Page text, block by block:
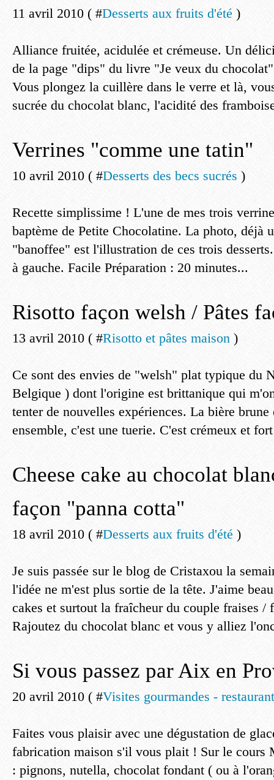
11 avril 2010 ( #Desserts aux fruits d'été )
Alliance fruitée, acidulée et crémeuse. Un
de la page "dips" du livre "Je veux du
Vous plongez la cuillère dans le verre et là,
sucrée du chocolat blanc, l'acidité des
Verrines "comme une tatin"
10 avril 2010 ( #Desserts des becs sucrés )
Recette simplissime ! L'une de mes trois
baptème de Petite Chocolatine. La photo, déjà
"banoffee" est l'illustration de ces trois
à gauche. Facile Préparation : 20 minutes...
Risotto façon welsh / Pâtes
13 avril 2010 ( #Risotto et pâtes maison )
Ce sont des envies de "welsh" plat typique du
Belgique ) dont l'origine est brittanique qui
tenter de nouvelles expériences. La bière brune
ensemble, c'est une tuerie. C'est crémeux et
Cheese cake au chocolat
façon "panna cotta"
18 avril 2010 ( #Desserts aux fruits d'été )
Je suis passée sur le blog de Cristaxou la
l'idée ne m'est plus sortie de la tête. J'aime
cakes et surtout la fraîcheur du couple fraises /
Rajoutez du chocolat blanc et vous y alliez
Si vous passez par Aix en
20 avril 2010 ( #Visites gourmandes -
Faites vous plaisir avec une dégustation de
fabrication maison s'il vous plait ! Sur le cours
: pignons, nutella, chocolat fondant ( ou à